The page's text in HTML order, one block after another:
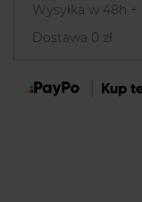
Wysyłka w 48h
Dostawa 0 zł